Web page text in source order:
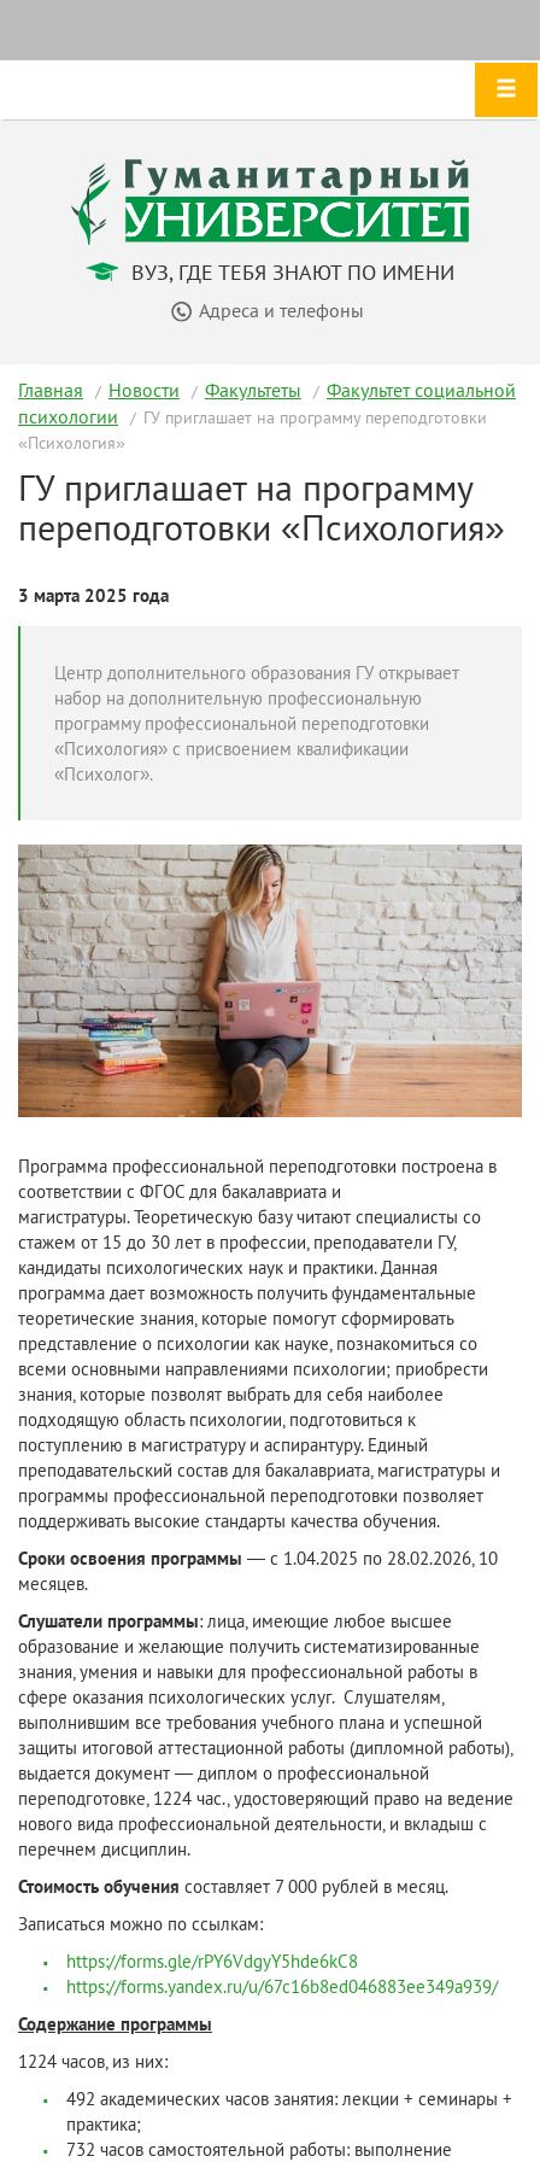
ВУЗ, ГДЕ ТЕБЯ ЗНАЮТ ПО ИМЕНИ
Адреса и телефоны
Главная Новости Факультеты
Факультет социальной
психологии
ГУ приглашает на программу переподготовки
«Психология»
ГУ приглашает на программу
переподготовки «Психология»
3 марта 2025 года
Центр дополнительного образования ГУ открывает
набор на дополнительную профессиональную
программу профессиональной переподготовки
«Психология» с присвоением квалификации
«Психолог».
Программа профессиональной переподготовки построена в
соответствии с ФГОС для бакалавриата и
магистратуры. Теоретическую базу читают специалисты со
стажем от 15 до 30 лет в профессии, преподаватели ГУ,
кандидаты психологических наук и практики. Данная
программа дает возможность получить фундаментальные
теоретические знания, которые помогут сформировать
представление о психологии как науке, познакомиться со
всеми основными направлениями психологии; приобрести
знания, которые позволят выбрать для себя наиболее
подходящую область психологии, подготовиться к
поступлению в магистратуру и аспирантуру. Единый
преподавательский состав для бакалавриата, магистратуры и
программы профессиональной переподготовки позволяет
поддерживать высокие стандарты качества обучения.
Сроки освоения программы — с 1.04.2025 по 28.02.2026, 10
месяцев.
Слушатели программы: лица, имеющие любое высшее
образование и желающие получить систематизированные
знания, умения и навыки для профессиональной работы в
сфере оказания психологических услуг. Слушателям,
выполнившим все требования учебного плана и успешной
защиты итоговой аттестационной работы (дипломной работы),
выдается документ — диплом о профессиональной
переподготовке, 1224 час., удостоверяющий право на ведение
нового вида профессиональной деятельности, и вкладыш с
перечнем дисциплин.
Стоимость обучения составляет 7 000 рублей в месяц.
Записаться можно по ссылкам:
https://forms.gle/rPY6VdgyY5hde6kC8
https://forms.yandex.ru/u/67c16b8ed046883ee349a939/
Содержание программы
1224 часов, из них:
492 академических часов занятия: лекции + семинары +
практика;
732 часов самостоятельной работы: выполнение